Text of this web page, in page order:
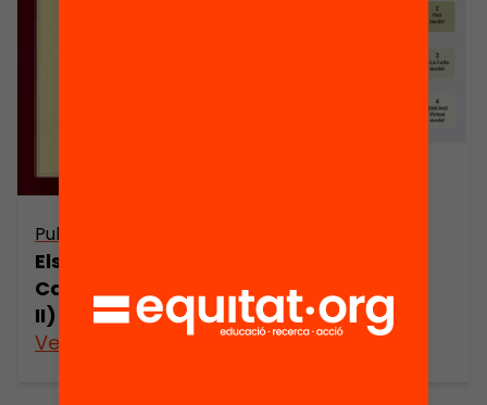
Publicació
Els xinesos a
Catalunya (part
II)
Veure’n més
Veure’n més